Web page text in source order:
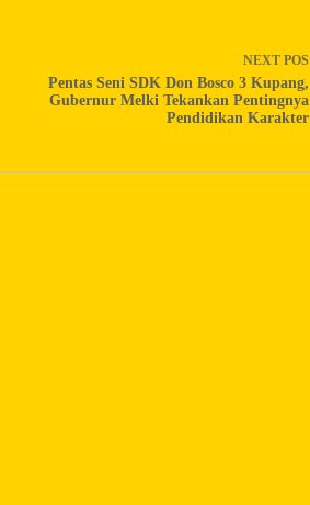
NEXT POS
Pentas Seni SDK Don Bosco 3 Kupang,
Gubernur Melki Tekankan Pentingnya
Pendidikan Karakter